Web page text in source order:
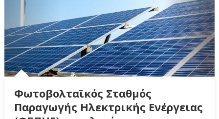
Φωτοβολταϊκός Σταθμός
Παραγωγής Ηλεκτρικής Ενέργειας